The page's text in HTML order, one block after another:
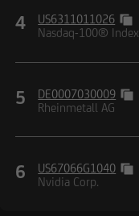
4
US6311011026
Nasdaq-100® Index
5
DE0007030009
Rheinmetall AG
6
US67066G1040
Nvidia Corp.